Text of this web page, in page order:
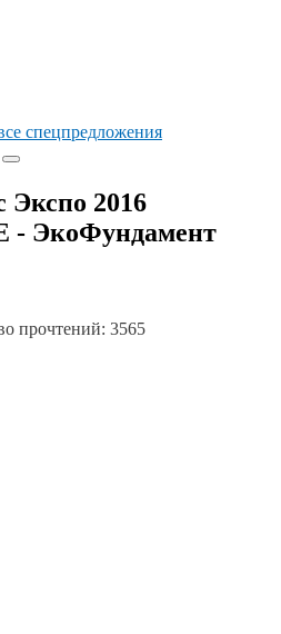
спецпредложения
Экспо 2016
- ЭкоФундамент
прочтений: 3565